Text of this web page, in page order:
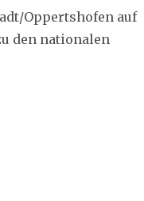
Oppertshofen auf
den nationalen